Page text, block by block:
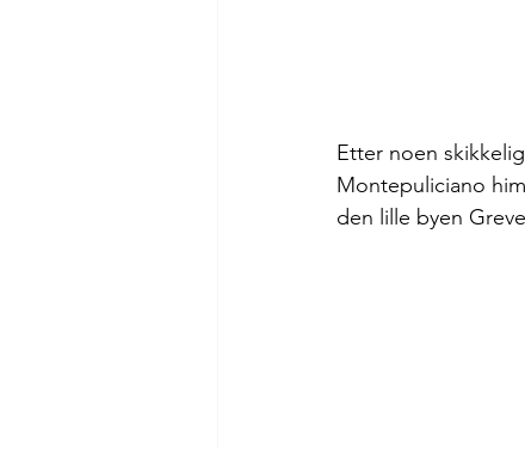
Etter noen
Montepuliciano
den lille byen